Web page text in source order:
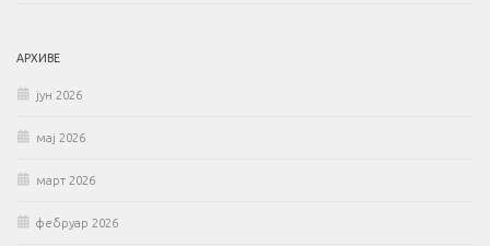
АРХИВЕ
јун 2026
мај 2026
март 2026
фебруар 2026